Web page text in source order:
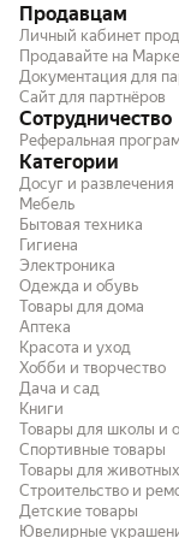
Продавцам
Личный кабинет
Продавайте на
Документация для
Сайт для партнёров
Сотрудничество
Реферальная
Категории
Досуг и развлечения
Мебель
Бытовая техника
Гигиена
Электроника
Одежда и обувь
Товары для дома
Аптека
Красота и уход
Хобби и творчество
Дача и сад
Книги
Товары для школы и
Спортивные товары
Товары для животных
Строительство и
Детские товары
Ювелирные